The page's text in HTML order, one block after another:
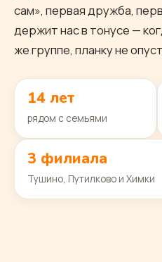
сам», первая дружба,
держит нас в тонусе —
же группе, планку не
14 лет
рядом с семьями
3 филиала
Тушино, Путилково и Химки